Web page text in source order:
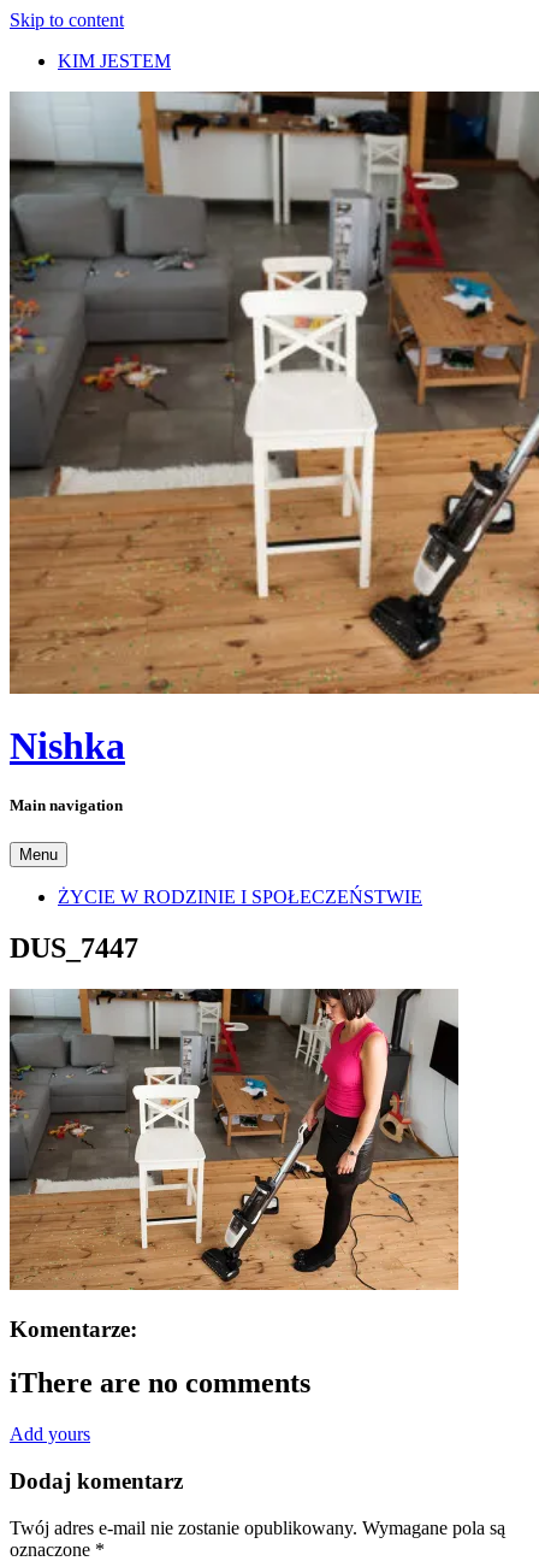
Skip to content
KIM JESTEM
Nishka
Main navigation
Menu
ŻYCIE W RODZINIE I SPOŁECZEŃSTWIE
DUS_7447
Komentarze:
iThere are no comments
Add yours
Dodaj komentarz
Twój adres e-mail nie zostanie opublikowany. Wymagane pola są
oznaczone *